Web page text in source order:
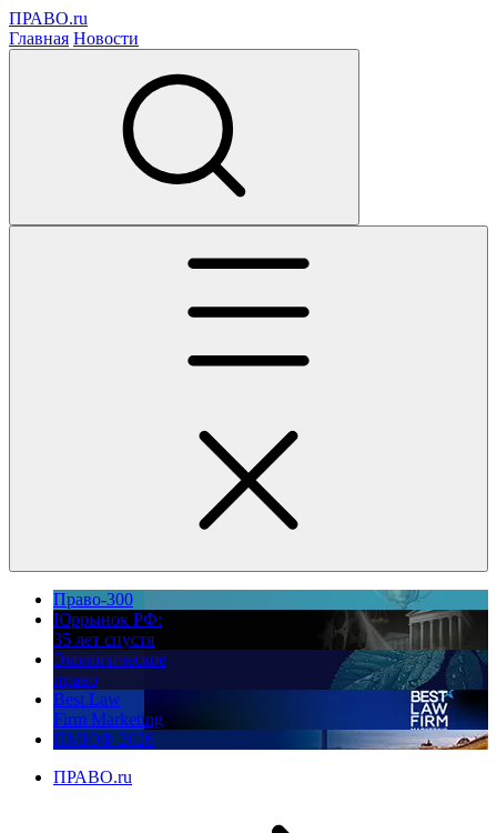
ПРАВО.ru
Главная Новости
Право-300
Юррынок РФ:
35 лет спустя
Экологическое
право
Best Law
Firm Marketing
ПМЮФ 2026
ПРАВО.ru